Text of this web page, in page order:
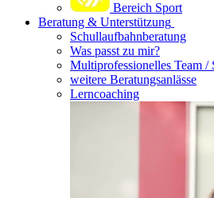
Bereich Sport
Beratung & Unterstützung
Schullaufbahnberatung
Was passt zu mir?
Multipro­fessionelles Team /
weitere Beratungsanlässe
Lerncoaching